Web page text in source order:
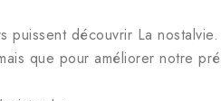
puissent découvrir La nostalvie.
que pour améliorer notre